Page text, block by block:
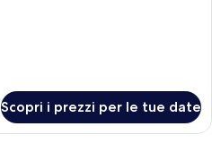
Scopri i prezzi per le tue date